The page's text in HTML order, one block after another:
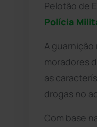
Pelotão de
Polícia
A
moradores
as
drogas no
Com base